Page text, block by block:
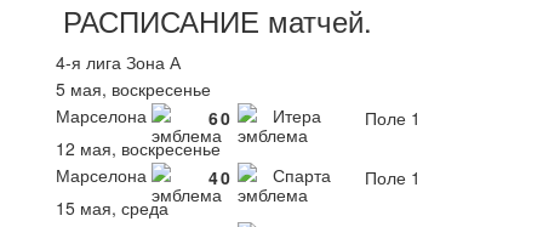
РАСПИСАНИЕ матчей.
4-я лига Зона А
5 мая, воскресенье
Марселона
60 Итера
Поле 1
12 мая, воскресенье
Марселона
40 Спарта
Поле 1
15 мая, среда